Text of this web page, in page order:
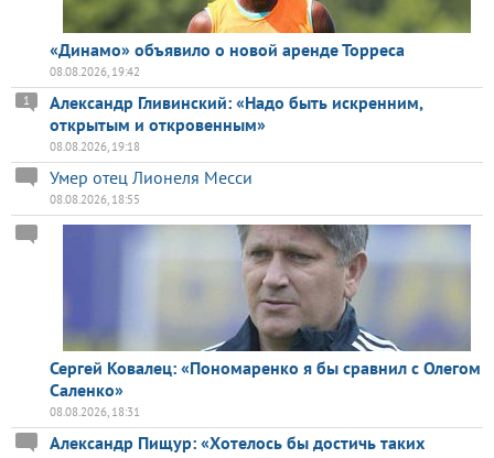
«Динамо» объявило о новой аренде Торреса
08.08.2026, 19:42
Александр Гливинский: «Надо быть искренним,
открытым и откровенным»
1
08.08.2026, 19:18
Умер отец Лионеля Месси
08.08.2026, 18:55
Сергей Ковалец: «Пономаренко я бы сравнил с Олегом
Саленко»
08.08.2026, 18:31
Александр Пищур: «Хотелось бы достичь таких